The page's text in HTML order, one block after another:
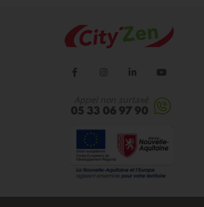
Appel non surtaxé
05 33 06 97 90